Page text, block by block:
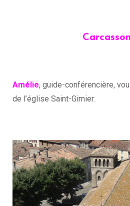
Amélie, guide-conférencière,
de l’église Saint-Gimier.